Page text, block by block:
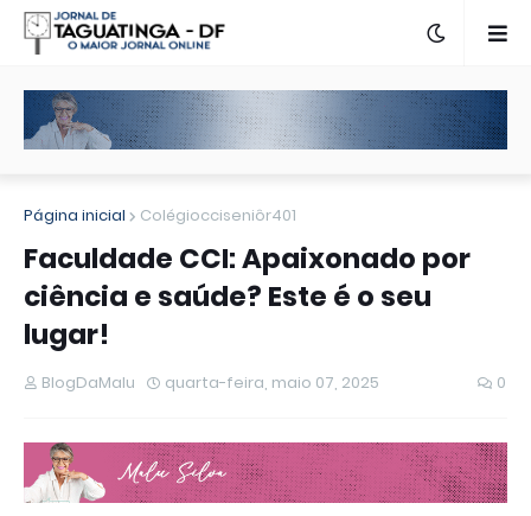
Página inicial Colégiocciseniôr401
Faculdade CCI: Apaixonado por
ciência e saúde? Este é o seu
lugar!
BlogDaMalu quarta-feira, maio 07, 2025 0